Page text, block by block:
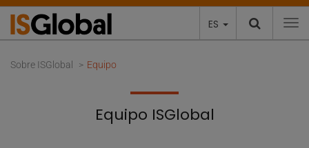
ES
Sobre ISGlobal Equipo
Equipo ISGlobal